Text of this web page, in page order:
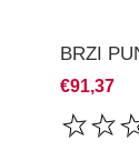
BRZI
€91,37